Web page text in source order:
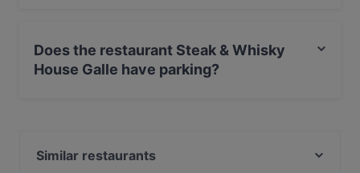
Does the restaurant Steak & Whisky
House Galle have parking?
Similar restaurants